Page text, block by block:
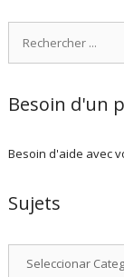
Besoin d'un
Besoin d'aide avec
Sujets